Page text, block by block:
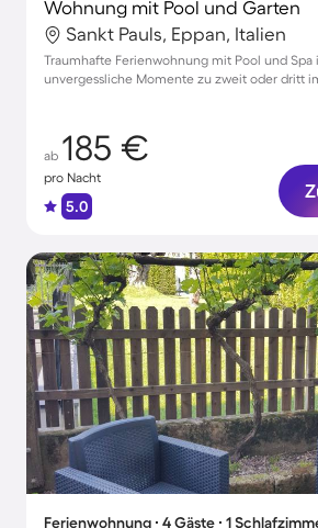
Wohnung mit Pool und Garten
Sankt Pauls, Eppan, Italien
Traumhafte Ferienwohnung mit Pool und Spa
unvergessliche Momente zu zweit oder dritt
ab 185 €
pro Nacht
5.0
Ferienwohnung ∙ 4 Gäste ∙ 1